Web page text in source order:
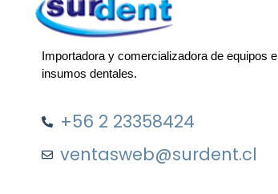
Importadora y comercializadora de equipos e
insumos dentales.
+56 2 23358424
ventasweb@surdent.cl